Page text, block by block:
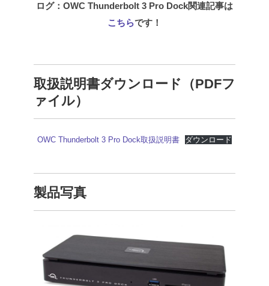
ログ：OWC Thunderbolt 3 Pro Dock関連記事は
こちらです！
取扱説明書ダウンロード（PDFフ
ァイル）
OWC Thunderbolt 3 Pro Dock取扱説明書 ダウンロード
製品写真